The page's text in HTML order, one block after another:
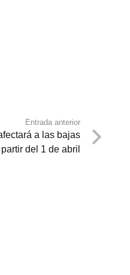
Entrada anterior
a las bajas
del 1 de abril